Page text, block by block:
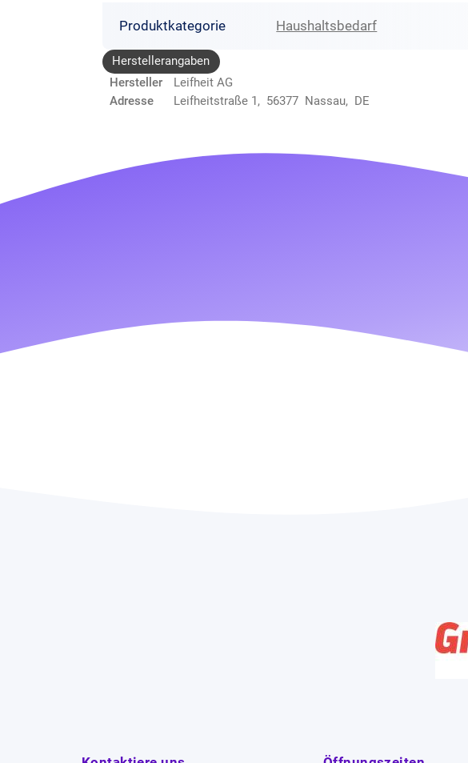
Produktkategorie Haushaltsbedarf
Herstellerangaben
Hersteller
Leifheit AG
Adresse
Leifheitstraße 1, 56377 Nassau, DE